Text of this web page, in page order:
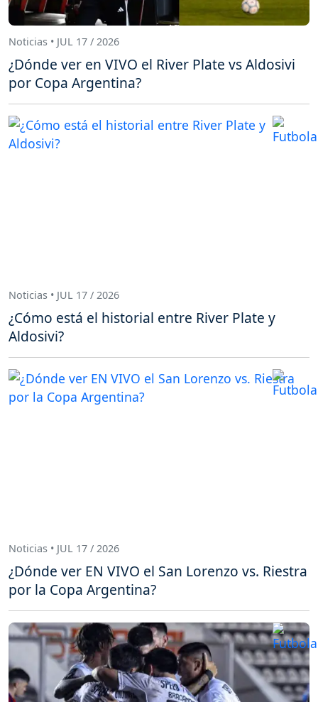
Noticias • JUL 17 / 2026
¿Dónde ver en VIVO el River Plate vs Aldosivi
por Copa Argentina?
Noticias • JUL 17 / 2026
¿Cómo está el historial entre River Plate y
Aldosivi?
Noticias • JUL 17 / 2026
¿Dónde ver EN VIVO el San Lorenzo vs. Riestra
por la Copa Argentina?